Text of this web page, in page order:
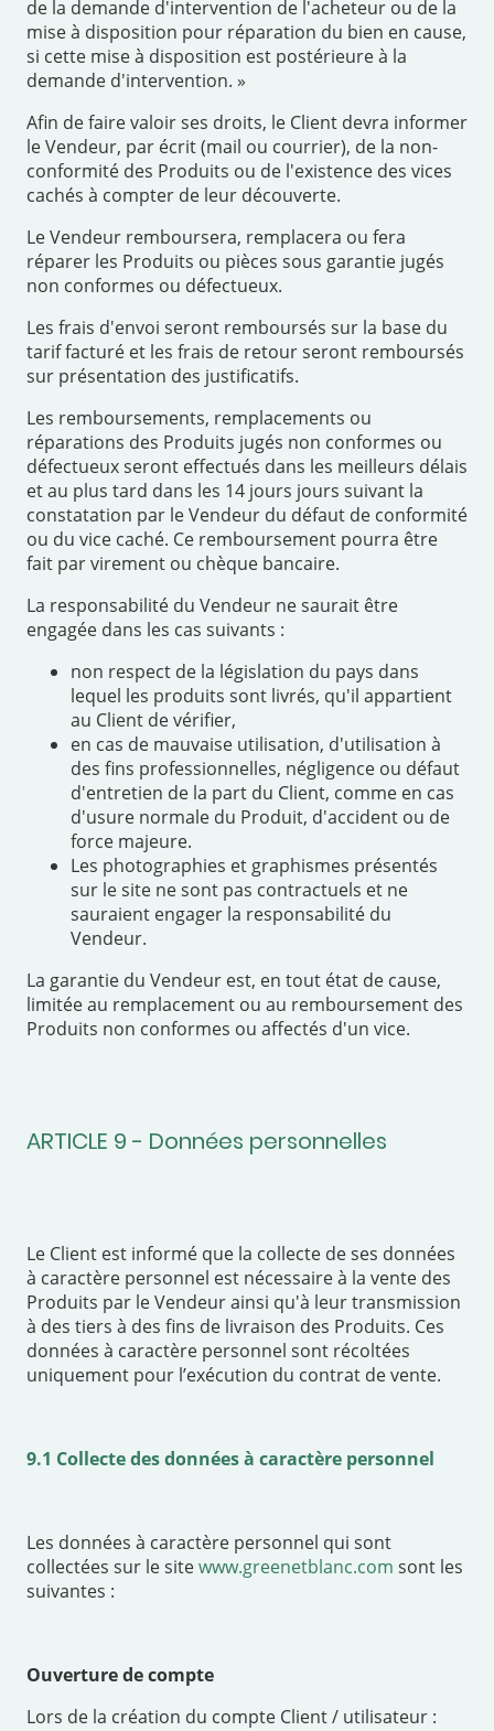
de la demande d'intervention de l'acheteur ou de la
mise à disposition pour réparation du bien en cause,
si cette mise à disposition est postérieure à la
demande d'intervention. »
Afin de faire valoir ses droits, le Client devra informer
le Vendeur, par écrit (mail ou courrier), de la non-
conformité des Produits ou de l'existence des vices
cachés à compter de leur découverte.
Le Vendeur remboursera, remplacera ou fera
réparer les Produits ou pièces sous garantie jugés
non conformes ou défectueux.
Les frais d'envoi seront remboursés sur la base du
tarif facturé et les frais de retour seront remboursés
sur présentation des justificatifs.
Les remboursements, remplacements ou
réparations des Produits jugés non conformes ou
défectueux seront effectués dans les meilleurs délais
et au plus tard dans les 14 jours jours suivant la
constatation par le Vendeur du défaut de conformité
ou du vice caché. Ce remboursement pourra être
fait par virement ou chèque bancaire.
La responsabilité du Vendeur ne saurait être
engagée dans les cas suivants :
non respect de la législation du pays dans
lequel les produits sont livrés, qu'il appartient
au Client de vérifier,
en cas de mauvaise utilisation, d'utilisation à
des fins professionnelles, négligence ou défaut
d'entretien de la part du Client, comme en cas
d'usure normale du Produit, d'accident ou de
force majeure.
Les photographies et graphismes présentés
sur le site ne sont pas contractuels et ne
sauraient engager la responsabilité du
Vendeur.
La garantie du Vendeur est, en tout état de cause,
limitée au remplacement ou au remboursement des
Produits non conformes ou affectés d'un vice.
ARTICLE 9 - Données personnelles
Le Client est informé que la collecte de ses données
à caractère personnel est nécessaire à la vente des
Produits par le Vendeur ainsi qu'à leur transmission
à des tiers à des fins de livraison des Produits. Ces
données à caractère personnel sont récoltées
uniquement pour l’exécution du contrat de vente.
9.1 Collecte des données à caractère personnel
Les données à caractère personnel qui sont
collectées sur le sitewww.greenetblanc.com sont les
suivantes :
Ouverture de compte
Lors de la création du compte Client / utilisateur :